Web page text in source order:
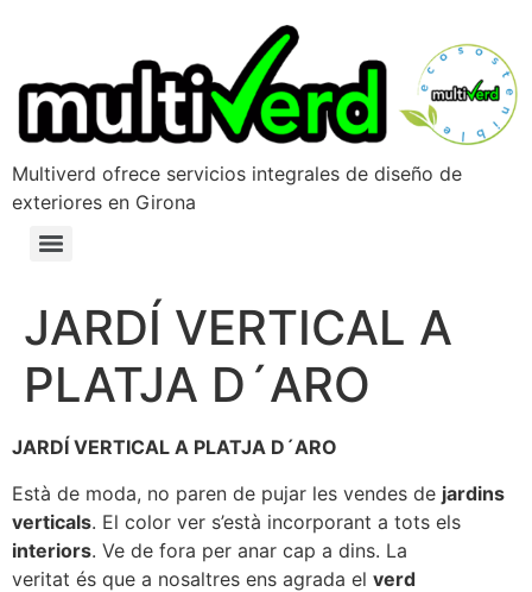
Multiverd ofrece servicios integrales de diseño de
exteriores en Girona
JARDÍ VERTICAL A
PLATJA D´ARO
JARDÍ VERTICAL A PLATJA D´ARO
Està de moda, no paren de pujar les vendes de jardins
verticals. El color ver s’està incorporant a tots els
interiors. Ve de fora per anar cap a dins. La
veritat és que a nosaltres ens agrada el verd